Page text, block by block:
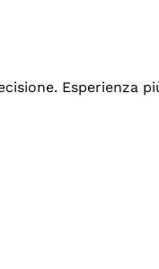
Esperienza